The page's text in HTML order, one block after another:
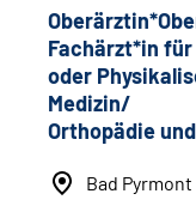
Fachärzt*in
oder
Medizin/
Orthopädie
Bad Pyrmont